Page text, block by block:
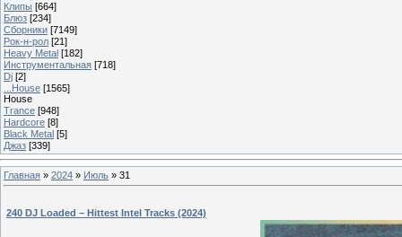
Клипы [664]
Блюз [234]
Сборники [7149]
Рок-н-рол [21]
Heavy Metal [182]
Инструментальная [718]
Dj [2]
...House [1565]
House
Trance [948]
Hardcore [8]
Black Metal [5]
Джаз [339]
Главная » 2024 » Июль » 31
240 DJ Loaded – Hittest Intel Tracks (2024)